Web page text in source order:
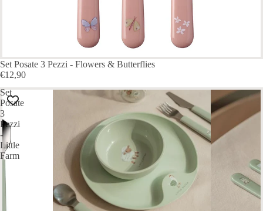
Set Posate 3 Pezzi - Flowers & Butterflies
€12,90
Set
Posate
3
Pezzi
-
Little
Farm